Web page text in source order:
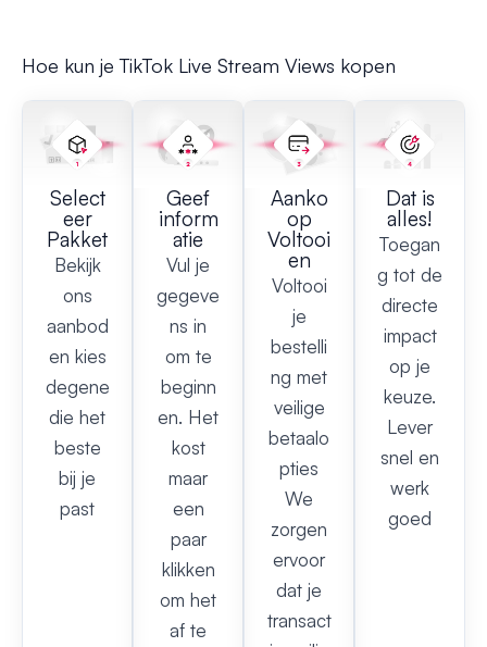
Hoe kun je TikTok Live Stream Views kopen
Select
eer
Pakket
Bekijk
ons
aanbod
en kies
degene
die het
beste
bij je
past
Geef
inform
atie
Vul je
gegeve
ns in
om te
beginn
en. Het
kost
maar
een
paar
klikken
om het
af te
Aanko
op
Voltooi
en
Voltooi
je
bestelli
ng met
veilige
betaalo
pties
We
zorgen
ervoor
dat je
transact
Dat is
alles!
Toegan
g tot de
directe
impact
op je
keuze.
Lever
snel en
werk
goed